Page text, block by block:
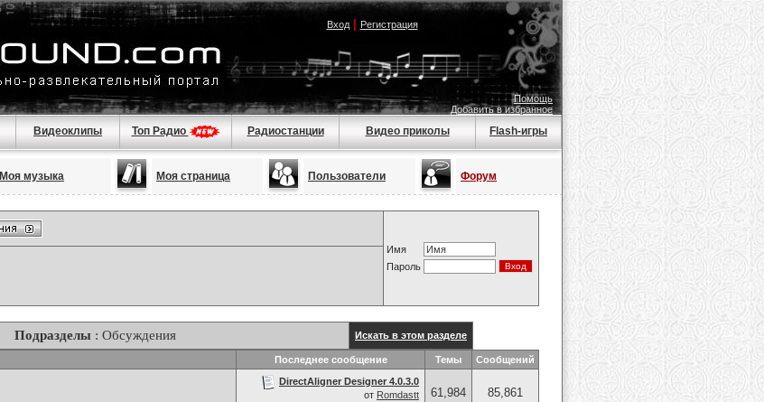
Вход| Регистрация
Помощь
Добавить в избранное
Видеоклипы Топ Радио Радиостанции Видео приколы Flash-игры
Моя музыка Моя страница Пользователи Форум
Имя
Пароль
Подразделы : Обсуждения Искать в этом разделе
Последнее сообщение Темы Сообщений
DirectAligner Designer 4.0.3.0
от Romdastt
61,984 85,861